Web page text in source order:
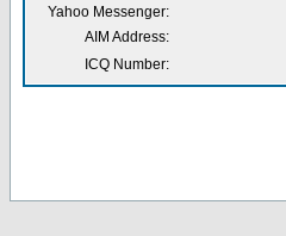
Yahoo Messenger:
AIM Address:
ICQ Number: